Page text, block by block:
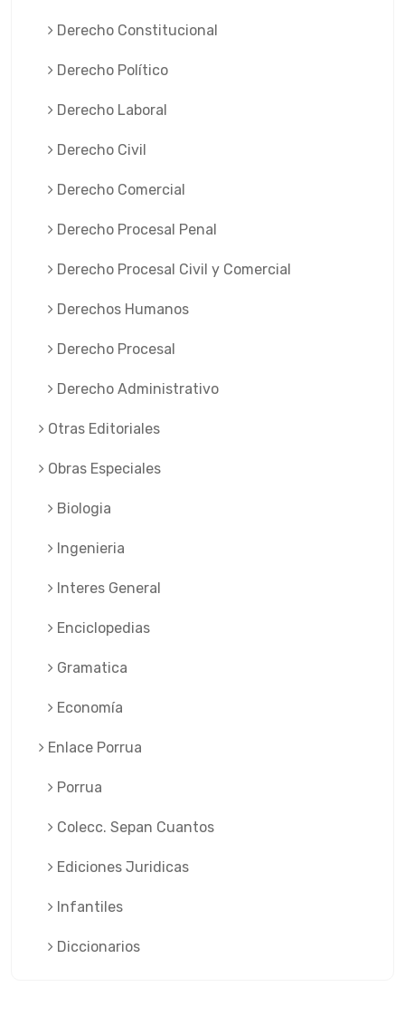
Derecho Constitucional
Derecho Político
Derecho Laboral
Derecho Civil
Derecho Comercial
Derecho Procesal Penal
Derecho Procesal Civil y Comercial
Derechos Humanos
Derecho Procesal
Derecho Administrativo
Otras Editoriales
Obras Especiales
Biologia
Ingenieria
Interes General
Enciclopedias
Gramatica
Economía
Enlace Porrua
Porrua
Colecc. Sepan Cuantos
Ediciones Juridicas
Infantiles
Diccionarios